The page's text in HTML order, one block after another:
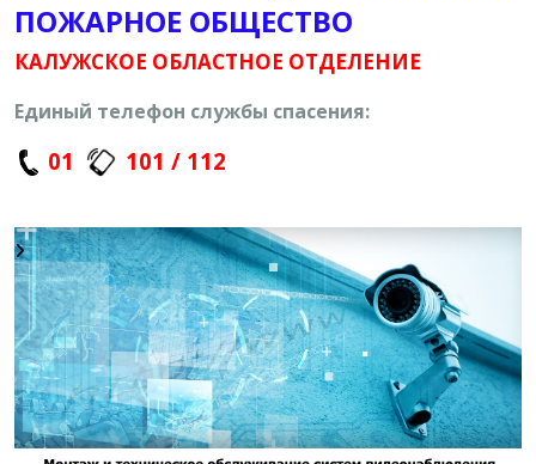
ПОЖАРНОЕ ОБЩЕСТВО
КАЛУЖСКОЕ ОБЛАСТНОЕ ОТДЕЛЕНИЕ
Единый телефон службы спасения:
01 101 / 112